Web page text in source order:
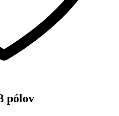
pólov